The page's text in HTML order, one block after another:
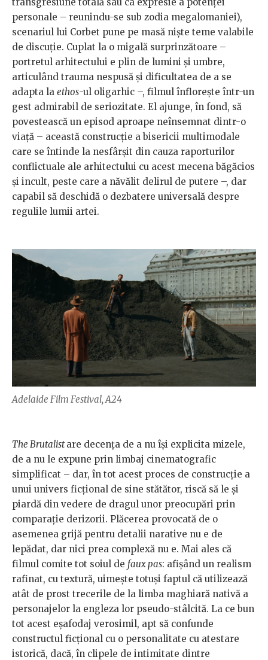
transgresiune totală sau ca expresie a potenței
personale – reunindu-se sub zodia megalomaniei),
scenariul lui Corbet pune pe masă niște teme valabile
de discuție. Cuplat la o migală surprinzătoare –
portretul arhitectului e plin de lumini și umbre,
articulând trauma nespusă și dificultatea de a se
adapta la ethos-ul oligarhic –, filmul înflorește într-un
gest admirabil de seriozitate. El ajunge, în fond, să
povestească un episod aproape neînsemnat dintr-o
viață – această construcție a bisericii multimodale
care se întinde la nesfârșit din cauza raporturilor
conflictuale ale arhitectului cu acest mecena băgăcios
și incult, peste care a năvălit delirul de putere –, dar
capabil să deschidă o dezbatere universală despre
regulile lumii artei.
Adelaide Film Festival, A24
The Brutalistare decența de a nu își explicita mizele,
de a nu le expune prin limbaj cinematografic
simplificat – dar, în tot acest proces de construcție a
unui univers ficțional de sine stătător, riscă să le și
piardă din vedere de dragul unor preocupări prin
comparație derizorii. Plăcerea provocată de o
asemenea grijă pentru detalii narative nu e de
lepădat, dar nici prea complexă nu e. Mai ales că
filmul comite tot soiul de faux pas: afișând un realism
rafinat, cu textură, uimește totuși faptul că utilizează
atât de prost trecerile de la limba maghiară nativă a
personajelor la engleza lor pseudo-stâlcită. La ce bun
tot acest eșafodaj verosimil, apt să confunde
constructul ficțional cu o personalitate cu atestare
istorică, dacă, în clipele de intimitate dintre